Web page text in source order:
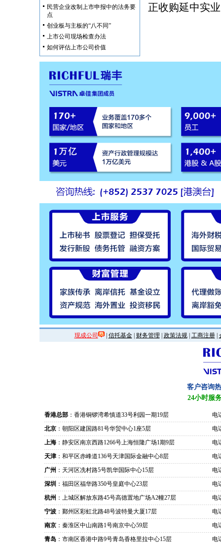
民营企业改制上市申报中的法务要
点
创业板与主板的“八不同”
上市公司现场检查办法
如何评估上市公司价值
正收购延中实
现成公司 | 信托基金| 财务管理 政策法规| 工商注册|
客户咨询
24小时服
香港总部 ：香港铜锣湾希慎道33号利园一期19层
电
北京 ：朝阳区建国路81号华贸中心1座5层
电
上海 ：静安区南京西路1266号上海恒隆广场1期9层
电
天津 ：和平区赤峰道136号天津国际金融中心8层
电
广州 ：天河区冼村路5号凯华国际中心15层
电
深圳 ：福田区福华路350号皇庭中心23层
电
杭州 ：上城区解放东路45号高德置地广场A2幢27层
电
宁波 ：鄞州区彩虹北路48号波特曼大厦17层
电
南京 ：秦淮区中山南路1号南京中心59层
电
青岛 ：市南区香港中路9号青岛香格里拉中心15层 电